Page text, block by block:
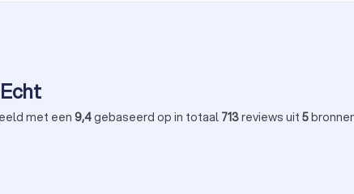
met een9,4gebaseerd op in totaal 713reviews uit 5